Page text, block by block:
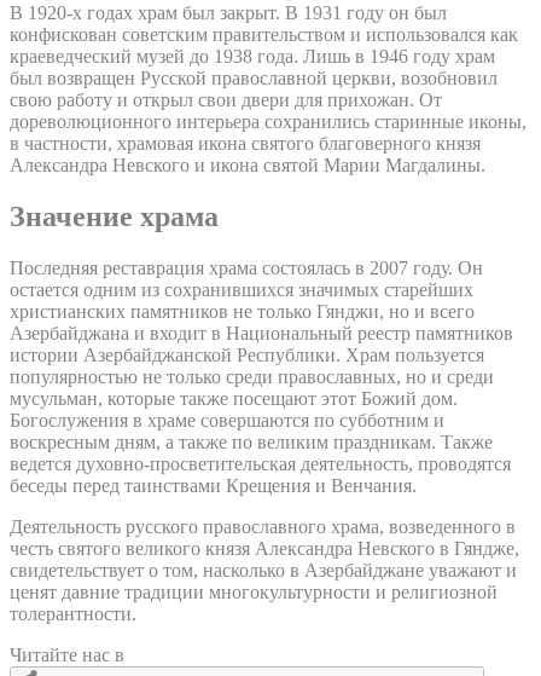
В 1920-х годах храм был закрыт. В 1931 году он был
конфискован советским правительством и использовался как
краеведческий музей до 1938 года. Лишь в 1946 году храм
был возвращен Русской православной церкви, возобновил
свою работу и открыл свои двери для прихожан. От
дореволюционного интерьера сохранились старинные иконы,
в частности, храмовая икона святого благоверного князя
Александра Невского и икона святой Марии Магдалины.
Значение храма
Последняя реставрация храма состоялась в 2007 году. Он
остается одним из сохранившихся значимых старейших
христианских памятников не только Гянджи, но и всего
Азербайджана и входит в Национальный реестр памятников
истории Азербайджанской Республики. Храм пользуется
популярностью не только среди православных, но и среди
мусульман, которые также посещают этот Божий дом.
Богослужения в храме совершаются по субботним и
воскресным дням, а также по великим праздникам. Также
ведется духовно-просветительская деятельность, проводятся
беседы перед таинствами Крещения и Венчания.
Деятельность русского православного храма, возведенного в
честь святого великого князя Александра Невского в Гяндже,
свидетельствует о том, насколько в Азербайджане уважают и
ценят давние традиции многокультурности и религиозной
толерантности.
Читайте нас в